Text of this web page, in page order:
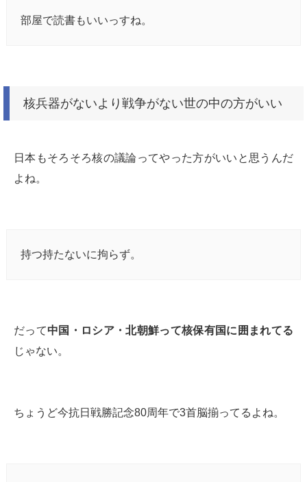
部屋で読書もいいっすね。
核兵器がないより戦争がない世の中の方がいい
日本もそろそろ核の議論ってやった方がいいと思うんだ
よね。
持つ持たないに拘らず。
だって中国・ロシア・北朝鮮って核保有国に囲まれてる
じゃない。
ちょうど今抗日戦勝記念80周年で3首脳揃ってるよね。